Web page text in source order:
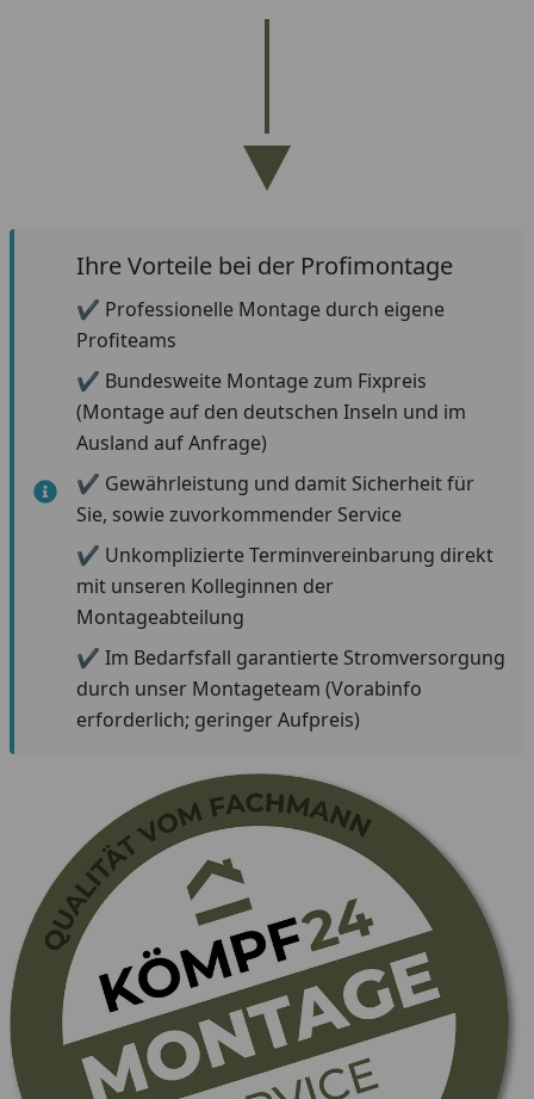
Ihre Vorteile bei der Profimontage
✔ Professionelle Montage durch eigene
Profiteams
✔ Bundesweite Montage zum Fixpreis
(Montage auf den deutschen Inseln und im
Ausland auf Anfrage)
✔ Gewährleistung und damit Sicherheit für
Sie, sowie zuvorkommender Service
✔ Unkomplizierte Terminvereinbarung direkt
mit unseren Kolleginnen der
Montageabteilung
✔ Im Bedarfsfall garantierte Stromversorgung
durch unser Montageteam (Vorabinfo
erforderlich; geringer Aufpreis)